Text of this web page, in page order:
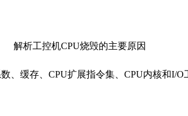
解析工控机CPU烧毁的主要原因
缓存、CPU扩展指令集、CPU内核和I/